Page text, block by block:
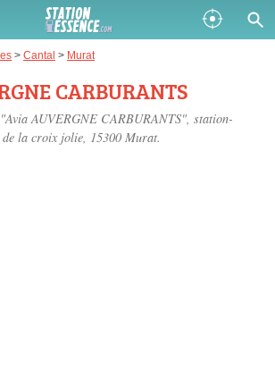
> Cantal > Murat
CARBURANTS
AUVERGNE CARBURANTS", station-
de la croix jolie, 15300 Murat.
Épuisé